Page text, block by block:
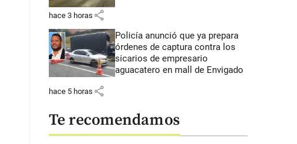
hace 3 horas share
Policía anunció que ya prepara
órdenes de captura contra los
sicarios de empresario
aguacatero en mall de Envigado
hace 5 horas share
Te recomendamos